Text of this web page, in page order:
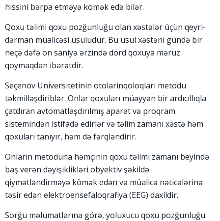
hissini bərpa etməyə kömək edə bilər.
Qoxu təlimi qoxu pozğunluğu olan xəstələr üçün qeyri-
dərman müalicəsi üsuludur. Bu üsul xəstəni gündə bir
neçə dəfə on saniyə ərzində dörd qoxuya məruz
qoymaqdan ibarətdir.
Seçenov Universitetinin otolarinqoloqları metodu
təkmilləşdiriblər. Onlar qoxuları müəyyən bir ardıcıllıqla
çatdıran avtomatlaşdırılmış aparat və proqram
sistemindən istifadə edirlər və təlim zamanı xəstə həm
qoxuları tanıyır, həm də fərqləndirir.
Onların metoduna həmçinin qoxu təlimi zamanı beyində
baş verən dəyişiklikləri obyektiv şəkildə
qiymətləndirməyə kömək edən və müalicə nəticələrinə
təsir edən elektroensefaloqrafiya (EEG) daxildir.
Sorğu məlumatlarına görə, yoluxucu qoxu pozğunluğu